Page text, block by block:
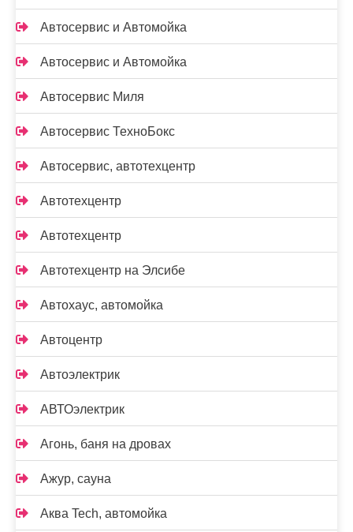
Автосервис и Автомойка
Автосервис и Автомойка
Автосервис Миля
Автосервис ТехноБокс
Автосервис, автотехцентр
Автотехцентр
Автотехцентр
Автотехцентр на Элсибе
Автохаус, автомойка
Автоцентр
Автоэлектрик
АВТОэлектрик
Агонь, баня на дровах
Ажур, сауна
Аква Tech, автомойка